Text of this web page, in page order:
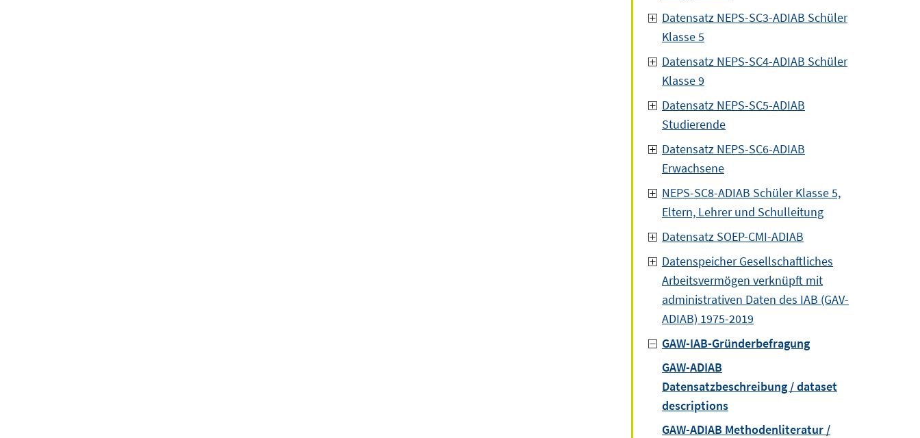
Datensatz NEPS-SC3-ADIAB Schüler
Klasse 5
Datensatz NEPS-SC4-ADIAB Schüler
Klasse 9
Datensatz NEPS-SC5-ADIAB
Studierende
Datensatz NEPS-SC6-ADIAB
Erwachsene
NEPS-SC8-ADIAB Schüler Klasse 5,
Eltern, Lehrer und Schulleitung
Datensatz SOEP-CMI-ADIAB
Datenspeicher Gesellschaftliches
Arbeitsvermögen verknüpft mit
administrativen Daten des IAB (GAV-
ADIAB) 1975-2019
GAW-IAB-Gründerbefragung
GAW-ADIAB
Datensatzbeschreibung / dataset
descriptions
GAW-ADIAB Methodenliteratur /